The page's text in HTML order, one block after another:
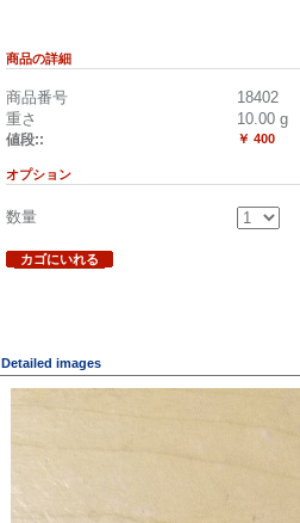
商品の詳細
商品番号
18402
重さ
10.00 g
値段:: ￥ 400
オプション
数量
カゴにいれる
Detailed images